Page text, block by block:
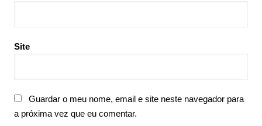
Site
Guardar o meu nome, email e site neste navegador para
a próxima vez que eu comentar.